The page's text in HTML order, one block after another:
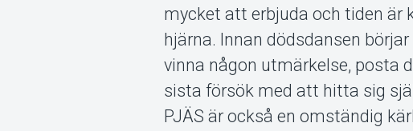
mycket att erbjuda och tiden är
hjärna. Innan dödsdansen
vinna någon utmärkelse, posta
sista försök med att hitta sig
PJÄS är också en omständig